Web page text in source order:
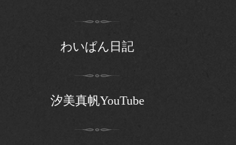
わいぱん日記
汐美真帆YouTube